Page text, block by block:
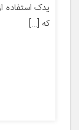
یدک استفاده
که […]